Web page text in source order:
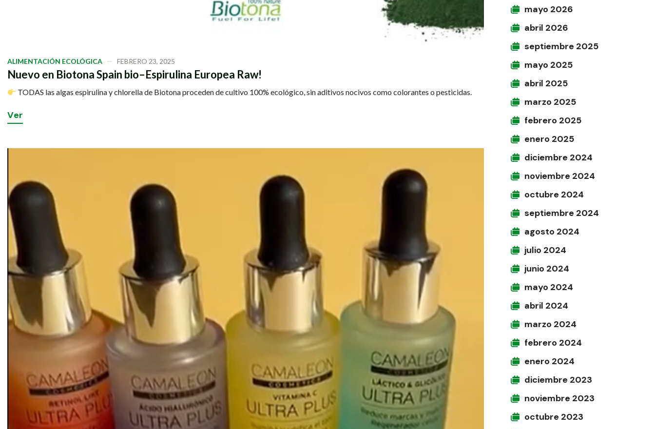
ALIMENTACIÓN ECOLÓGICA FEBRERO 23, 2025
Nuevo en Biotona Spain bio–Espirulina Europea Raw!
TODAS las algas espirulina y chlorella de Biotona proceden de cultivo 100% ecológico, sin aditivos nocivos como colorantes o pesticidas.
Ver
mayo 2026
abril 2026
septiembre 2025
mayo 2025
abril 2025
marzo 2025
febrero 2025
enero 2025
diciembre 2024
noviembre 2024
octubre 2024
septiembre 2024
agosto 2024
julio 2024
junio 2024
mayo 2024
abril 2024
marzo 2024
febrero 2024
enero 2024
diciembre 2023
noviembre 2023
octubre 2023